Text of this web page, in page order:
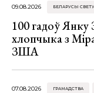
09.08.2026 БЕЛАРУСЫ СВЕТУ
100 гадоў Янку
хлопчыка з
ЗША
07.08.2026 ГРАМАДСТВА